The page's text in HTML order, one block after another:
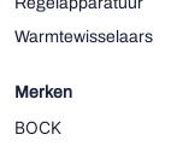
Warmtewisselaars
Merken
BOCK